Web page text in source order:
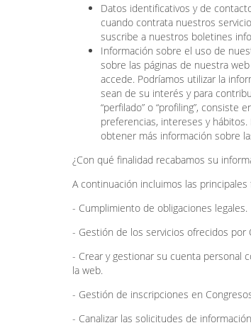
Datos identificativos y de
cuando contrata nuestros
suscribe a nuestros boletines
Información sobre el uso de
sobre las páginas de nuestra
accede. Podríamos utilizar la
sean de su interés y para
“perfilado” o “profiling”,
preferencias, intereses y
obtener más información sobre
¿Con qué finalidad recabamos su
A continuación incluimos las
- Cumplimiento de obligaciones legales.
- Gestión de los servicios ofrecidos por
- Crear y gestionar su cuenta personal
la web.
- Gestión de inscripciones en
- Canalizar las solicitudes de